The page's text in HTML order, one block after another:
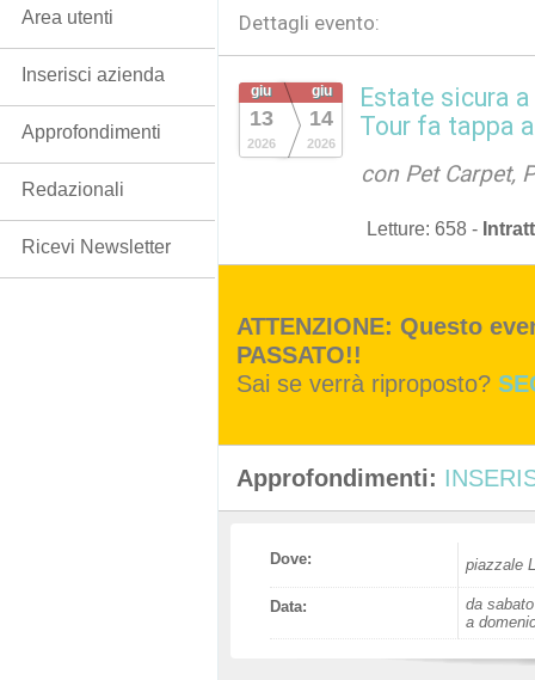
Dettagli evento:
giu
13
2026
giu
14
2026
Estate sicura
Tour fa tappa
con Pet Carpet,
Letture: 658 -
ATTENZIONE: Questo
PASSATO!!
Sai se verrà riproposto?
Approfondimenti:
Dove: piazzale
Data:
da
a
Area utenti
Inserisci azienda
Approfondimenti
Redazionali
Ricevi Newsletter